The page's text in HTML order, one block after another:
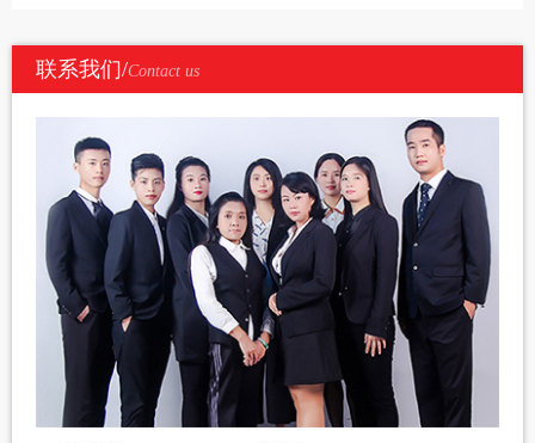
联系我们/Contact us